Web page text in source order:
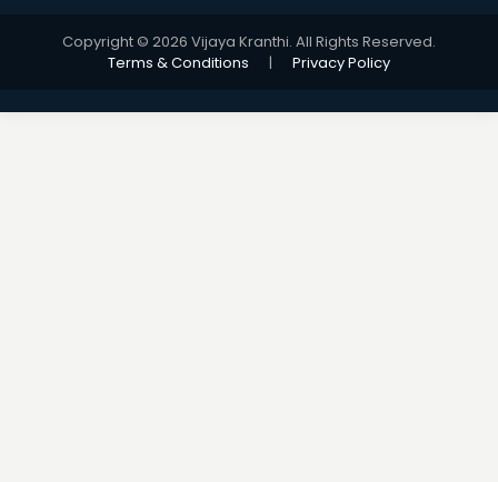
Copyright © 2026 Vijaya Kranthi. All Rights Reserved.
Terms & Conditions
| Privacy Policy